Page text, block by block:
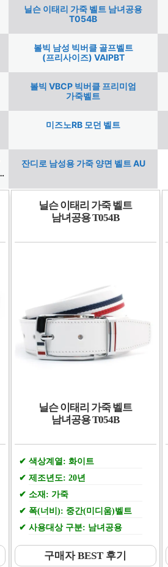
닐슨 이태리 가죽 벨트 남녀공용
T054B
볼빅 남성 빅버클 골프벨트
(프리사이즈) VAIPBT
볼빅 VBCP 빅버클 프리미엄
가죽벨트
미즈노RB 모던 벨트
잔디로 남성용 가죽 양면 벨트 AU
닐슨 이태리 가죽 벨트
남녀공용 T054B
닐슨 이태리 가죽 벨트
남녀공용 T054B
색상계열: 화이트
제조년도: 20년
소재: 가죽
폭(너비): 중간(미디움)벨트
사용대상 구분: 남녀공용
구매자 BEST 후기